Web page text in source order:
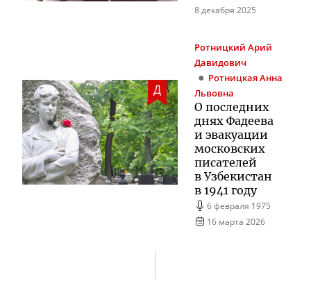
8 декабря 2025
Д
Ротницкий Арий
Давидович
Ротницкая Анна
Львовна
О последних
днях Фадеева
и эвакуации
московских
писателей
в Узбекистан
в 1941 году
6 февраля 1975
16 марта 2026